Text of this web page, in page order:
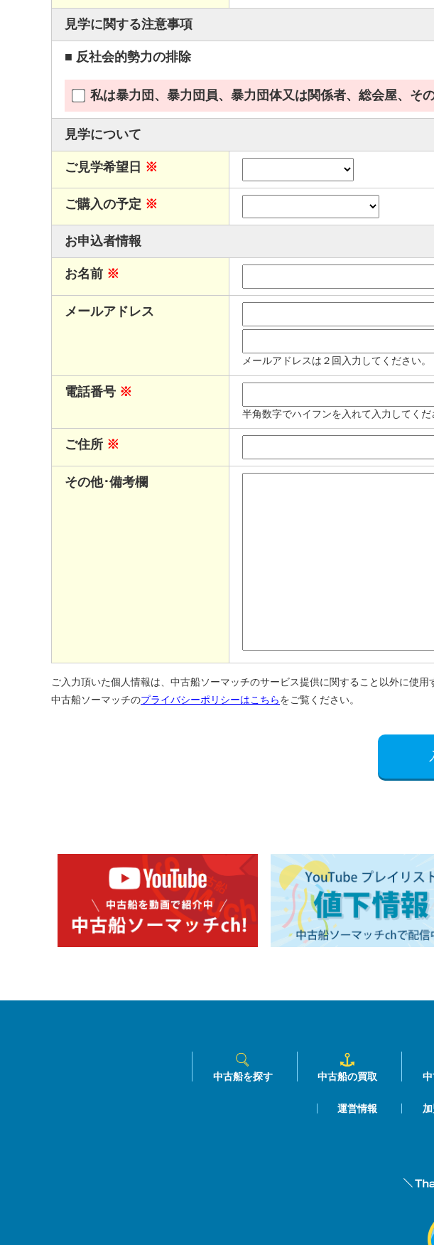
見学に関する注意事項
■ 反社会的勢力の排除
私は暴力団、暴力団員、暴力団体又は関係者、総会屋、そ
見学について
ご見学希望日 ※
ご購入の予定 ※
お申込者情報
お名前 ※
メールアドレス
メールアドレスは２回入力してください。
電話番号 ※
半角数字でハイフンを入れて入力してくだ
ご住所 ※
その他･備考欄
ご入力頂いた個人情報は、中古船ソーマッチのサービス提供に関すること以外に使用
中古船ソーマッチのプライバシーポリシーはこちらをご覧ください。
中古船を探す 中古船の買取
運営情報